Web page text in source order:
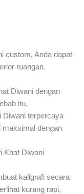
custom, Anda dapat
ruangan.
Diwani dengan
itu,
Diwani terpercaya
maksimal dengan
Khat Diwani
kaligrafi secara
kurang rapi,